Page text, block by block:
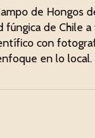
de Hongos
fúngica de Chile
con
en lo local.